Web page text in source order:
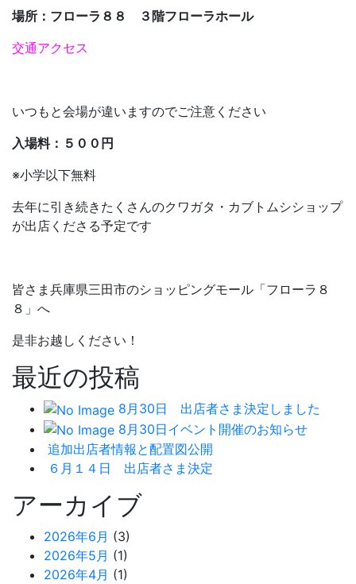
場所：フローラ８８ ３階フローラホール
交通アクセス
いつもと会場が違いますのでご注意ください
入場料：５００円
※小学以下無料
去年に引き続きたくさんのクワガタ・カブトムシショップ
が出店くださる予定です
皆さま兵庫県三田市のショッピングモール「フローラ８
８」へ
是非お越しください！
最近の投稿
8月30日 出店者さま決定しました
8月30日イベント開催のお知らせ
追加出店者情報と配置図公開
６月１４日 出店者さま決定
アーカイブ
2026年6月 (3)
2026年5月 (1)
2026年4月 (1)